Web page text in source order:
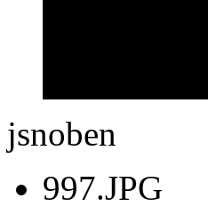
jsnoben
997.JPG